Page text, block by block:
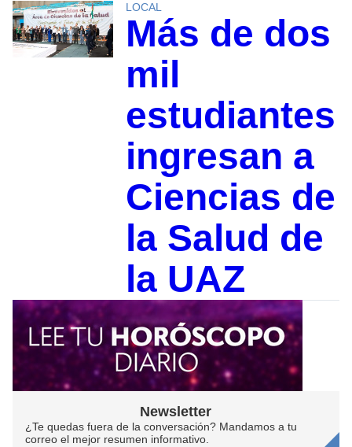
LOCAL
Más de dos
mil
estudiantes
ingresan a
Ciencias de
la Salud de
la UAZ
Newsletter
¿Te quedas fuera de la conversación? Mandamos a tu
correo el mejor resumen informativo.